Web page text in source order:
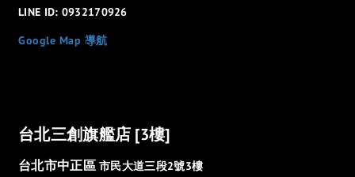
LINE ID: 0932170926
Google Map 導航
台北三創旗艦店 [3樓]
台北市中正區市民大道三段2號3樓